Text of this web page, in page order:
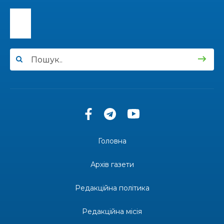
31 лип
15:24
31 лип
“Серпневі свята” – Клуб з народознавства
Юні мешканці Бахмутської громади у Харкові
долучилися до проєкту «Радість у дитячих
територіальної громади
«Дві музи» у Рівному: свято краси, мистецтва
Головна
Архів газети
Редакційна політика
Редакційна місія